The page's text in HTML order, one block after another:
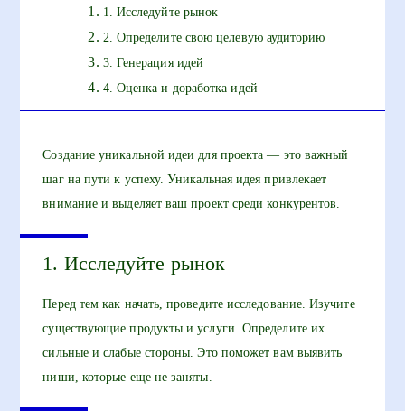
1. Исследуйте рынок
2. Определите свою целевую аудиторию
3. Генерация идей
4. Оценка и доработка идей
Создание уникальной идеи для проекта — это важный
шаг на пути к успеху. Уникальная идея привлекает
внимание и выделяет ваш проект среди конкурентов.
1. Исследуйте рынок
Перед тем как начать, проведите исследование. Изучите
существующие продукты и услуги. Определите их
сильные и слабые стороны. Это поможет вам выявить
ниши, которые еще не заняты.